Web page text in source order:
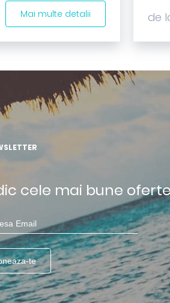
Mai multe detalii de
cele mai bune